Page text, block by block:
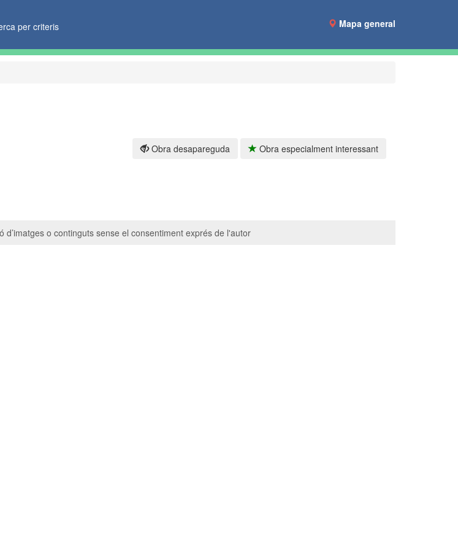
per criteris Mapa general
Obra desapareguda Obra especialment interessant
d’imatges o continguts sense el consentiment exprés de l'autor